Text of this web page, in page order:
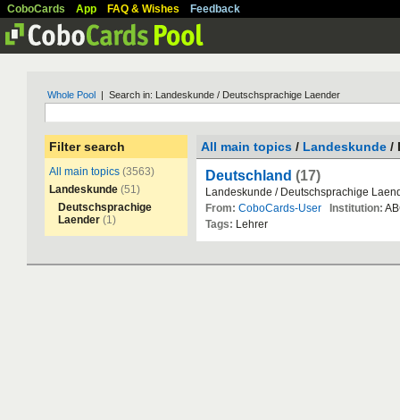
CoboCards App FAQ & Wishes Feedback
Whole Pool | Search in: Landeskunde / Deutschsprachige Laender
Filter search
All main topics (3563)
Landeskunde (51)
Deutschsprachige
Laender (1)
All main topics / Landeskunde /
Deutschland (17)
Landeskunde / Deutschsprachige
From: CoboCards-User Institution:
Tags: Lehrer